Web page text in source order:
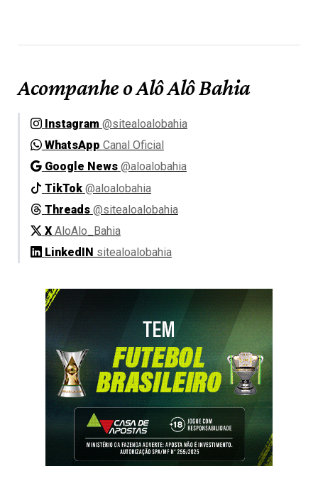
Acompanhe o Alô Alô Bahia
Instagram @sitealoalobahia
WhatsApp Canal Oficial
Google News @aloalobahia
TikTok @aloalobahia
Threads @sitealoalobahia
X AloAlo_Bahia
LinkedIN sitealoalobahia